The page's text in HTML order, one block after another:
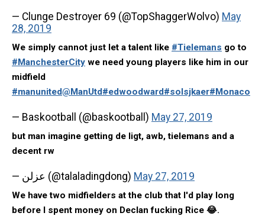
— Clunge Destroyer 69 (@TopShaggerWolvo) May
28, 2019
We simply cannot just let a talent like #Tielemans go to
#ManchesterCity we need young players like him in our
midfield
#manunited@ManUtd#edwoodward#solsjkaer#Monaco
— Baskootball (@baskootball) May 27, 2019
but man imagine getting de ligt, awb, tielemans and a
decent rw
— عزلن (@talaladingdong) May 27, 2019
We have two midfielders at the club that I'd play long
before I spent money on Declan fucking Rice 😂.